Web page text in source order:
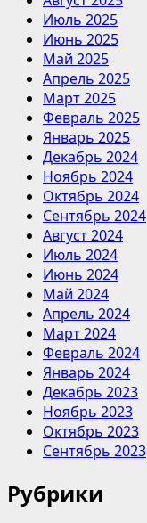
Июль 2025
Июнь 2025
Май 2025
Апрель 2025
Март 2025
Февраль 2025
Январь 2025
Декабрь 2024
Ноябрь 2024
Октябрь 2024
Сентябрь 2024
Август 2024
Июль 2024
Июнь 2024
Май 2024
Апрель 2024
Март 2024
Февраль 2024
Январь 2024
Декабрь 2023
Ноябрь 2023
Октябрь 2023
Сентябрь 2023
Рубрики